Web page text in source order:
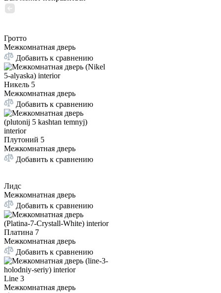
Гротто
Межкомнатная дверь
Добавить к сравнению
Никель 5
Межкомнатная дверь
Добавить к сравнению
Плутоний 5
Межкомнатная дверь
Добавить к сравнению
Лидс
Межкомнатная дверь
Добавить к сравнению
Платина 7
Межкомнатная дверь
Добавить к сравнению
Line 3
Межкомнатная дверь